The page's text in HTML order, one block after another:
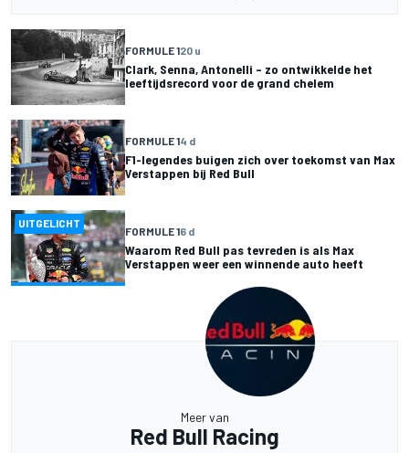
FORMULE 120 u
Clark, Senna, Antonelli – zo ontwikkelde het
leeftijdsrecord voor de grand chelem
FORMULE 14 d
F1-legendes buigen zich over toekomst van Max
Verstappen bij Red Bull
UITGELICHT
FORMULE 16 d
Waarom Red Bull pas tevreden is als Max
Verstappen weer een winnende auto heeft
Meer van
Red Bull Racing